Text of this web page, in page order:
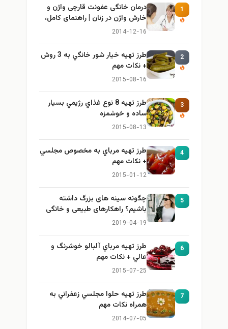
1
درمان خانگی عفونت قارچی واژن و
خارش واژن در زنان | راهنمای کامل،
ایمن و کاربردی
2014-12-16
2
طرز تهيه خیار شور خانگي به 3 روش
+ نكات مهم
2015-08-16
3
طرز تهيه 8 نوع غذاي رژيمي بسيار
ساده و خوشمزه
2015-08-13
4
طرز تهيه مرباي به مخصوص مجلسي
+ نكات مهم
2015-01-12
5
چگونه سینه های بزرگ داشته
باشیم؟ راهکارهای طبیعی و خانگی
برای بزرگ کردن سینه
2019-04-19
6
طرز تهيه مرباي آلبالو خوشرنگ و
عالي + نكات مهم
2015-07-25
7
طرز تهيه حلوا مجلسي زعفراني به
همراه نكات مهم
2014-07-05